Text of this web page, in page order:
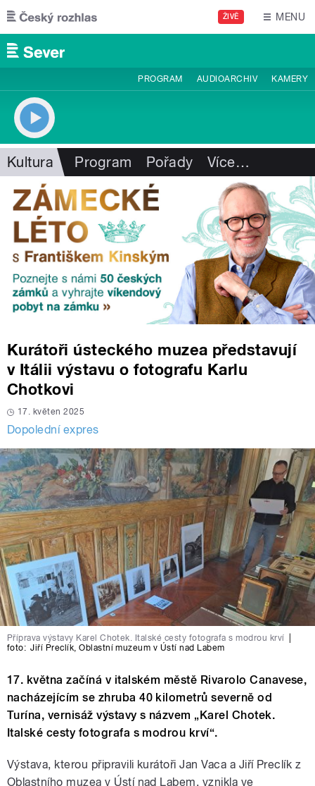
Přejít k hlavnímu obsahu
ŽIVĚ MENU
PROGRAM AUDIOARCHIV KAMERY
Kultura Program Pořady Více…
Kurátoři ústeckého muzea představují
v Itálii výstavu o fotografu Karlu
Chotkovi
17. květen 2025
Dopolední expres
Příprava výstavy Karel Chotek. Italské cesty fotografa s modrou krví
foto: Jiří Preclík,Oblastní muzeum v Ústí nad Labem
17. května začíná v italském městě Rivarolo Canavese,
nacházejícím se zhruba 40 kilometrů severně od
Turína, vernisáž výstavy s názvem „Karel Chotek.
Italské cesty fotografa s modrou krví“.
Výstava, kterou připravili kurátoři Jan Vaca a Jiří Preclík z
Oblastního muzea v Ústí nad Labem, vznikla ve